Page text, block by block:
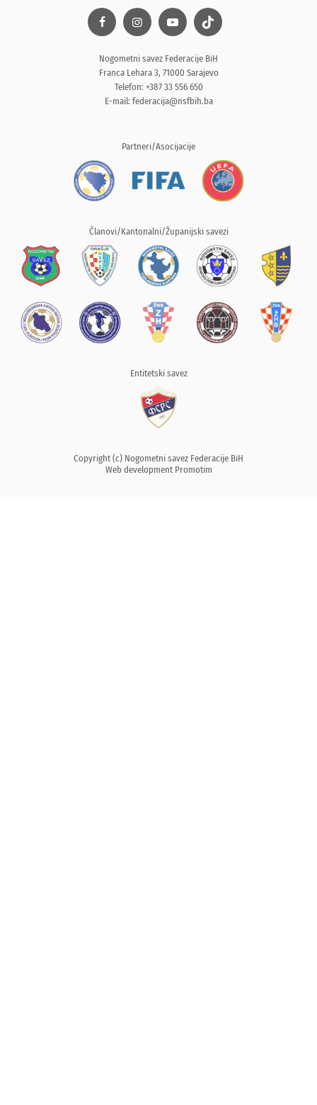
Nogometni savez Federacije BiH
Franca Lehara 3, 71000 Sarajevo
Telefon: +387 33 556 650
E-mail: federacija@nsfbih.ba
Partneri/Asocijacije
Članovi/Kantonalni/Županijski savezi
Entitetski savez
Copyright (c) Nogometni savez Federacije BiH
Web development Promotim